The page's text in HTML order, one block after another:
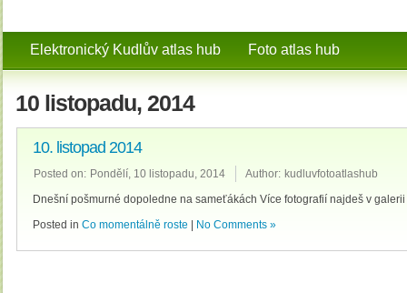
Elektronický Kudlův atlas hub Foto atlas hub
10 listopadu, 2014
10. listopad 2014
Posted on: Pondělí, 10 listopadu, 2014 Author: kudluvfotoatlashub
Dnešní pošmurné dopoledne na sameťákách Více fotografií najdeš v galerii
Posted in Co momentálně roste No Comments »